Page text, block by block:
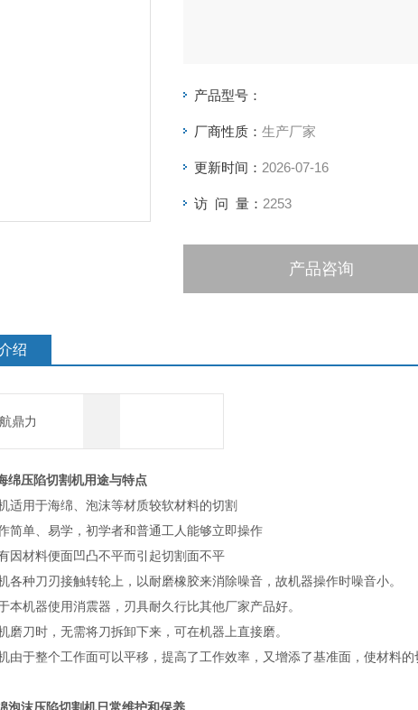
产品型号：
厂商性质： 生产厂家
更新时间： 2026-07-16
访 问 量： 2253
产品咨询
绍
鼎力
绵压陷切割机用途与特点
用于海绵、泡沫等材质较软材料的切割
单、易学，初学者和普通工人能够立即操作
材料便面凹凸不平而引起切割面不平
刀刃接触转轮上，以耐磨橡胶来消除噪音，故机器操作时噪音小。
器使用消震器，刃具耐久行比其他厂家产品好。
时，无需将刀拆卸下来，可在机器上直接磨。
于整个工作面可以平移，提高了工作效率，又增添了基准面，使材料的